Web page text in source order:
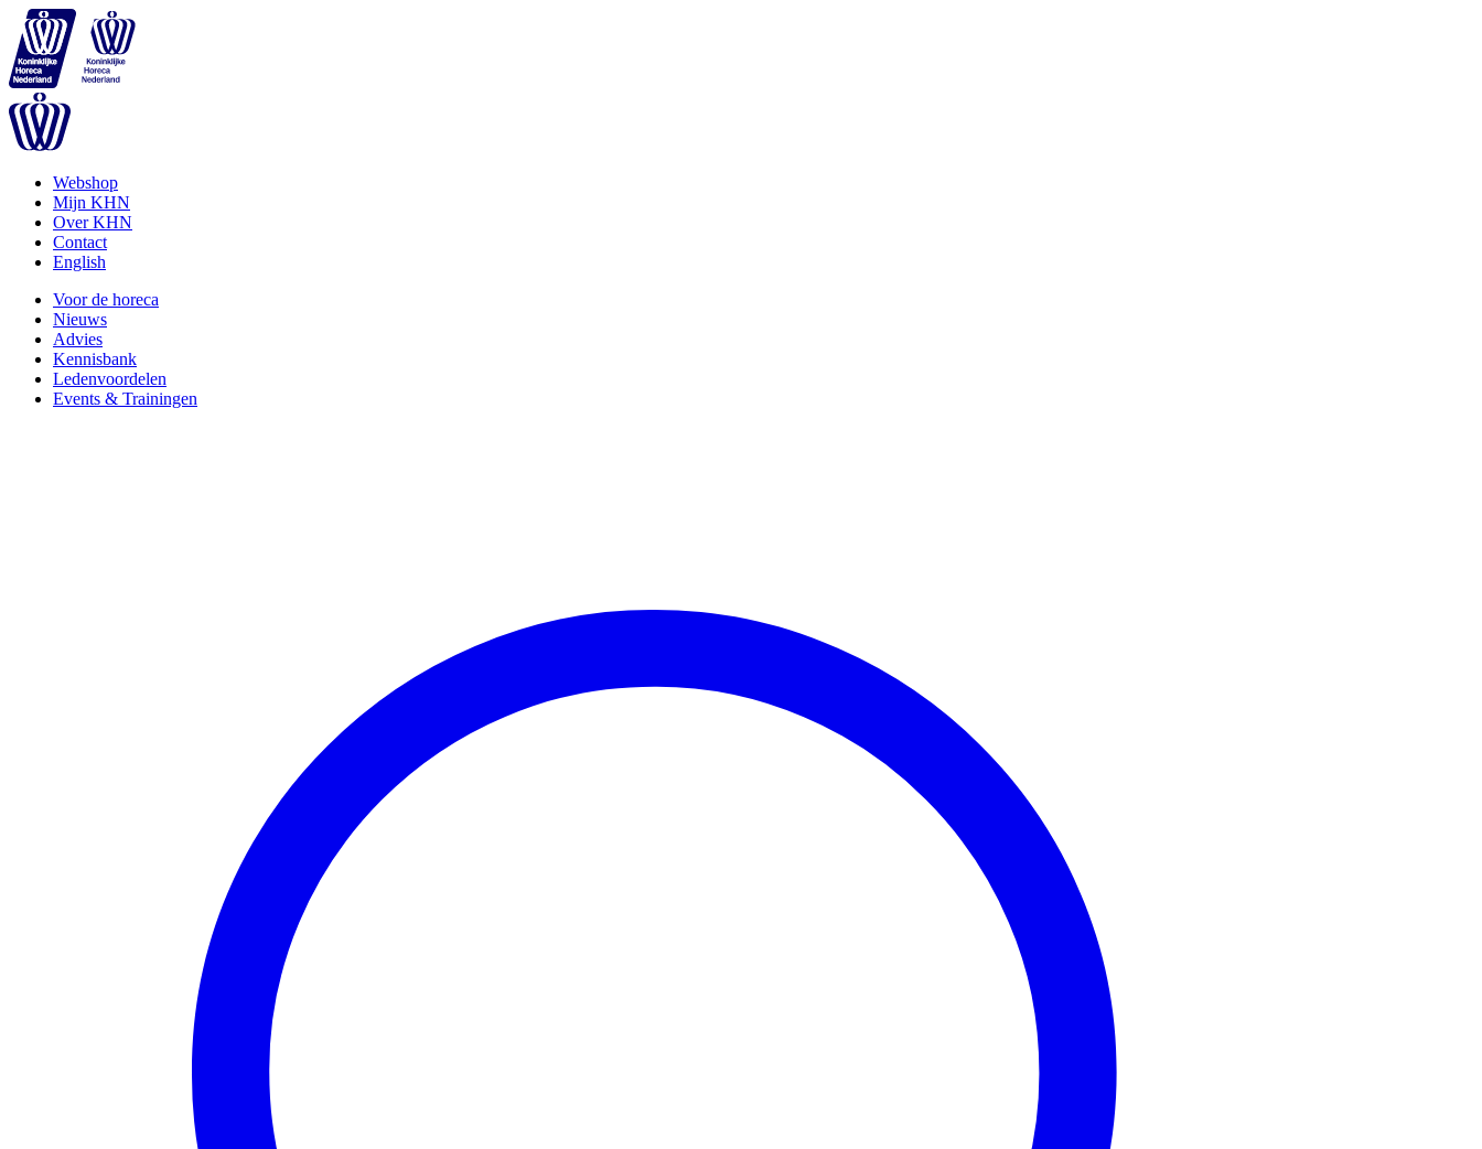
Webshop
Mijn KHN
Over KHN
Contact
English
Voor de horeca
Nieuws
Advies
Kennisbank
Ledenvoordelen
Events & Trainingen